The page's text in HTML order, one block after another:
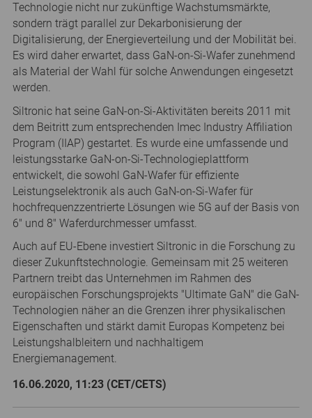
Technologie nicht nur zukünftige Wachstumsmärkte,
sondern trägt parallel zur Dekarbonisierung der
Digitalisierung, der Energieverteilung und der Mobilität bei.
Es wird daher erwartet, dass GaN-on-Si-Wafer zunehmend
als Material der Wahl für solche Anwendungen eingesetzt
werden.
Siltronic hat seine GaN-on-Si-Aktivitäten bereits 2011 mit
dem Beitritt zum entsprechenden Imec Industry Affiliation
Program (IIAP) gestartet. Es wurde eine umfassende und
leistungsstarke GaN-on-Si-Technologieplattform
entwickelt, die sowohl GaN-Wafer für effiziente
Leistungselektronik als auch GaN-on-Si-Wafer für
hochfrequenzzentrierte Lösungen wie 5G auf der Basis von
6" und 8" Waferdurchmesser umfasst.
Auch auf EU-Ebene investiert Siltronic in die Forschung zu
dieser Zukunftstechnologie. Gemeinsam mit 25 weiteren
Partnern treibt das Unternehmen im Rahmen des
europäischen Forschungsprojekts "Ultimate GaN" die GaN-
Technologien näher an die Grenzen ihrer physikalischen
Eigenschaften und stärkt damit Europas Kompetenz bei
Leistungshalbleitern und nachhaltigem
Energiemanagement.
16.06.2020, 11:23 (CET/CETS)